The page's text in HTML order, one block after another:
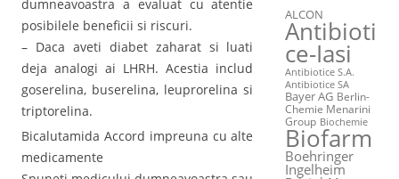
dumneavoastra a evaluat cu atentie
posibilele beneficii si riscuri.
– Daca aveti diabet zaharat si luati
deja analogi ai LHRH. Acestia includ
goserelina, buserelina, leuprorelina si
triptorelina.
Bicalutamida Accord impreuna cu alte
medicamente
ALCON
Antibioti
ce-Iasi
Antibiotice S.A.
Antibiotice SA
Bayer AG Berlin-
Chemie Menarini
Group Biochemie
Biofarm
Boehringer
Ingelheim